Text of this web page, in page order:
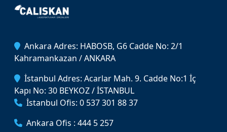
Ankara Adres: HABOSB, G6 Cadde No: 2/1
Kahramankazan / ANKARA
İstanbul Adres: Acarlar Mah. 9. Cadde No:1 İç
Kapı No: 30 BEYKOZ / İSTANBUL
İstanbul Ofis: 0 537 301 88 37
Ankara Ofis : 444 5 257